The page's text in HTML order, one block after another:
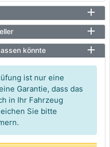
könnte
ist nur eine
Garantie, dass das
in Ihr Fahrzeug
Sie bitte